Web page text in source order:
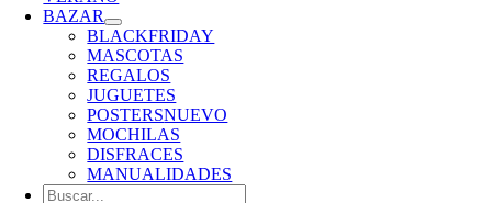
BAZAR
BLACKFRIDAY
MASCOTAS
REGALOS
JUGUETES
POSTERSNUEVO
MOCHILAS
DISFRACES
MANUALIDADES
Buscar: